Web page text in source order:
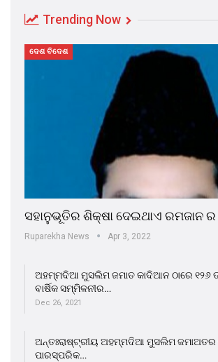
Trending Now
ଦେଶ ବିଦେଶ
ସହାନୁଭୂତିର ଶିକ୍ଷା ଦେଇଥାଏ ରମଜାନ ର
Ruparekha News Apr 3, 2022
ଅହମ୍ମଦିଆ ମୁସଲିମ ଜମାତ କାଦିଆନ ଠାରେ ୧୨୬
ବାର୍ଷିକ ସମ୍ମିଳନୀର…
Dec 26, 2021
ଅନ୍ତଃରାଷ୍ଟ୍ରୀୟ ଅହମ୍ମଦିଆ ମୁସଲିମ ଜମାଅତର
ପାରସ୍ପରିକ…